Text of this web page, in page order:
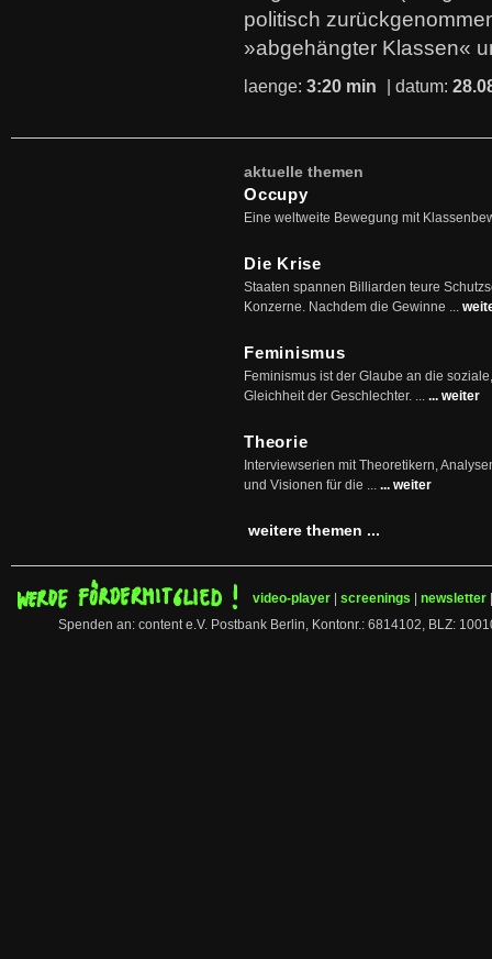
politisch
»abgehängter Klassen«
laenge: 3:20 min | datum:
aktuelle themen
Occupy
Eine weltweite Bewegung mit
Die Krise
Staaten spannen Billiarden teure
Konzerne. Nachdem die Gewinne ...
Feminismus
Feminismus ist der Glaube an die
Gleichheit der Geschlechter. ... ... weiter
Theorie
Interviewserien mit Theoretikern,
und Visionen für die ... ... weiter
weitere themen ...
video-player screenings newsletter
Spenden an: content e.V. Postbank Berlin, Kontonr.: 6814102, BLZ: